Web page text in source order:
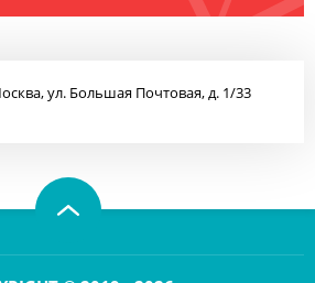
ул. Большая Почтовая, д. 1/33